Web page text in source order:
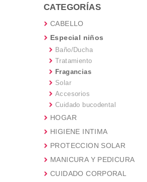
CATEGORÍAS
CABELLO
Especial niños
Baño/Ducha
Tratamiento
Fragancias
Solar
Accesorios
Cuidado bucodental
HOGAR
HIGIENE INTIMA
PROTECCION SOLAR
MANICURA Y PEDICURA
CUIDADO CORPORAL